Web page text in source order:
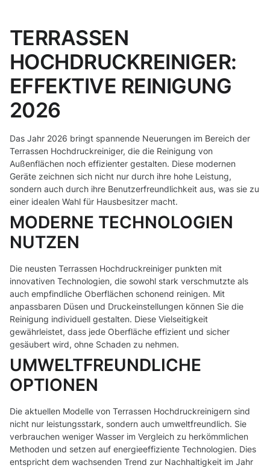
TERRASSEN
HOCHDRUCKREINIGER:
EFFEKTIVE REINIGUNG
2026
Das Jahr 2026 bringt spannende Neuerungen im Bereich der
Terrassen Hochdruckreiniger, die die Reinigung von
Außenflächen noch effizienter gestalten. Diese modernen
Geräte zeichnen sich nicht nur durch ihre hohe Leistung,
sondern auch durch ihre Benutzerfreundlichkeit aus, was sie zu
einer idealen Wahl für Hausbesitzer macht.
MODERNE TECHNOLOGIEN
NUTZEN
Die neusten Terrassen Hochdruckreiniger punkten mit
innovativen Technologien, die sowohl stark verschmutzte als
auch empfindliche Oberflächen schonend reinigen. Mit
anpassbaren Düsen und Druckeinstellungen können Sie die
Reinigung individuell gestalten. Diese Vielseitigkeit
gewährleistet, dass jede Oberfläche effizient und sicher
gesäubert wird, ohne Schaden zu nehmen.
UMWELTFREUNDLICHE
OPTIONEN
Die aktuellen Modelle von Terrassen Hochdruckreinigern sind
nicht nur leistungsstark, sondern auch umweltfreundlich. Sie
verbrauchen weniger Wasser im Vergleich zu herkömmlichen
Methoden und setzen auf energieeffiziente Technologien. Dies
entspricht dem wachsenden Trend zur Nachhaltigkeit im Jahr